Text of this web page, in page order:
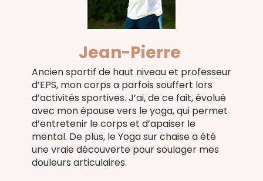
Jean-Pierre
Ancien sportif de haut niveau et professeur
d’EPS, mon corps a parfois souffert lors
d’activités sportives. J’ai, de ce fait, évolué
avec mon épouse vers le yoga, qui permet
d’entretenir le corps et d’apaiser le
mental. De plus, le Yoga sur chaise a été
une vraie découverte pour soulager mes
douleurs articulaires.